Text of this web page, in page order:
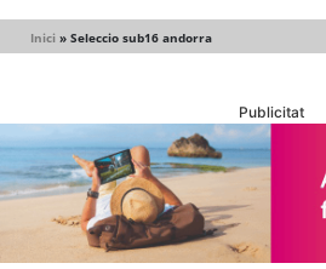
Inici » Seleccio sub16 andorra
Publicitat